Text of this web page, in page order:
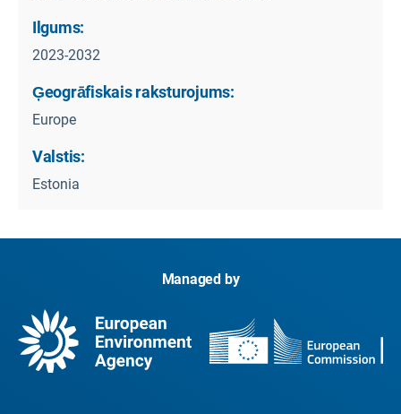
Ilgums:
2023-2032
Ģeogrāfiskais raksturojums:
Europe
Valstis:
Estonia
Managed by